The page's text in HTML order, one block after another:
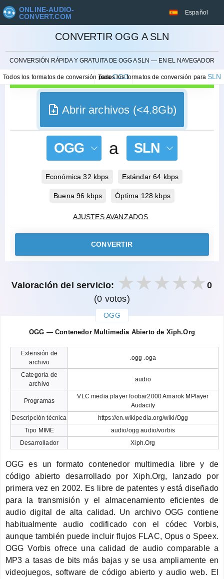
ONLINE-AUDIO-
CONVERT.COM
Español
CONVERTIR OGG A SLN
CONVERSIÓN RÁPIDA Y GRATUITA DE OGG A SLN — EN EL NAVEGADOR
Todos los formatos de conversión paraOGG
Todos los formatos de conversión para SLN
CANCELAR
Abrir archivos (<4.8Gb)
OGG a SLN
Económica 32 kbps Estándar 64 kbps
Buena 96 kbps Óptima 128 kbps
AJUSTES AVANZADOS
CONVERTIR
Valoración del servicio:
0
(0 votos)
OGG
OGG — Contenedor Multimedia Abierto de Xiph.Org
Extensión de
archivo
.ogg .oga
Categoría de
archivo
audio
Programas
VLC media player foobar2000 Amarok MPlayer
Audacity
Descripción técnica
https://en.wikipedia.org/wiki/Ogg
Tipo MIME
audio/ogg audio/vorbis
Desarrollador
Xiph.Org
OGG es un formato contenedor multimedia libre y de
código abierto desarrollado por Xiph.Org, lanzado por
primera vez en 2002. Es libre de patentes y está diseñado
para la transmisión y el almacenamiento eficientes de
audio digital de alta calidad. Un archivo OGG contiene
habitualmente audio codificado con el códec Vorbis,
aunque también puede incluir flujos FLAC, Opus o Speex.
OGG Vorbis ofrece una calidad de audio comparable a
MP3 a tasas de bits más bajas y se usa ampliamente en
videojuegos, software de código abierto y audio web. El